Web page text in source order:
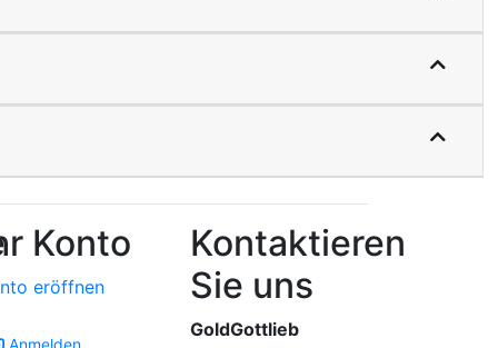
Konto
eröffnen
Anmelden
Kontaktieren
Sie uns
GoldGottlieb